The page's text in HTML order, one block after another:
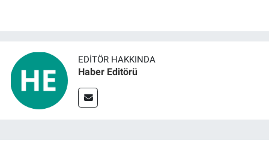
EDITÖR HAKKINDA
Haber Editörü